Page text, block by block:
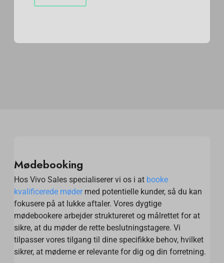
Mødebooking
Hos Vivo Sales specialiserer vi os i at booke
kvalificerede møder med potentielle kunder, så du kan
fokusere på at lukke aftaler. Vores dygtige
mødebookere arbejder struktureret og målrettet for at
sikre, at du møder de rette beslutningstagere. Vi
tilpasser vores tilgang til dine specifikke behov, hvilket
sikrer, at møderne er relevante for dig og din forretning.